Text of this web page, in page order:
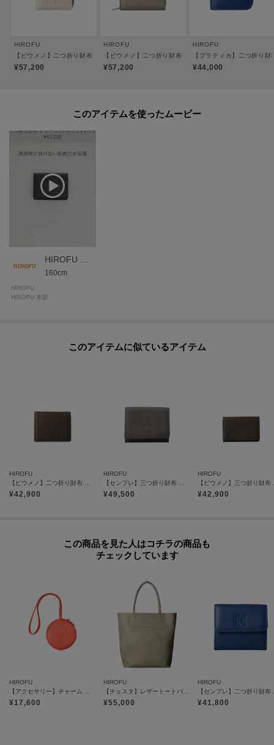
【素材】
しなやかで伸縮性が高い、14ヵ月以下の小さなメス牛のみを使用。
を美しく表現する事も可能です。
質感はヒロフの定番オリジナル素材「ソフトバケッタ」よりもマットで落ち
小さなシボを型押し加工する事で革の表情も均一化され、上品で端正な印象
の素材に仕上げました。
施しています。
世界のメゾンブランドやハイジュエリーでも採用されるほどのグレードを誇
り、傷やくすみに強く、澄んだ上品な光沢が長く続きます。
日常使いでも美しさを保ちながら、世界基準のクオリティを実感していただ
キラリと光るHのメタルを引手にあしらい、シャープでスマートな趣を添えて
オンラインサイトの各アイテムにある「ハートマーク」をクリックして簡単
に追加できます！
※商品ご購入時にお渡しするお買上げ証明書にお取り扱い上のご注意とお手
※照明の関係により、実際よりも色味が違って見える場合があります。ま
た、パソコン・スマートフォンなどの環境により、若干製品と画像のカラー
が異なる場合もございます。
【プレオーダー商品をご注文時の注意点】
◆お届け予定について
工場の生産の都合上、お届け予定が変更になる場合がございます。
HIROFU
【ピウメノ】二つ折り財布 レザー コンパクトウォレット 本革（商品番号：P25-65310
¥57,200
HIROFU
【ピウメノ】二つ折り財布 ラウンドファスナー レザー
¥57,200
HIROFU
【プラティカ】二つ折り
¥44,000
このアイテムを使ったムービー
160cm
HIROFU
HIROFU 本部
このアイテムに似ているアイテム
HIROFU
¥42,900
HIROFU
¥49,500
HIROFU
¥42,900
この商品を見た人はコチラの商品も
チェックしています
HIROFU
【アクセサリー】チャーム ポーチ レザー 本革（商品番号：P25－65612）
¥17,600
HIROFU
【チェスタ】レザートートバッグ L 本革 A4サイズ ビジネスバッグ（商品番号：P25-30009）
¥55,000
HIROFU
【セン
¥41,800